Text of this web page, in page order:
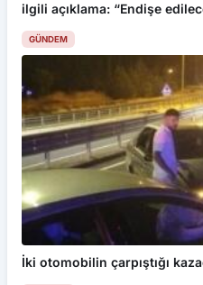
ilgili açıklama: “Endişe
yeniden trafiğe açıldı”
GÜNDEM
İki otomobilin çarpıştığı